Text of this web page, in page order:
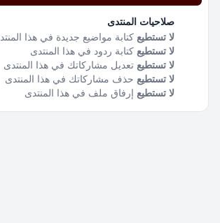
صلاحيات المنتدى
لا تستطيع كتابة مواضيع جديدة في هذا
لا تستطيع كتابة ردود في هذا المنتدى
لا تستطيع تعديل مشاركاتك في هذا المنتدى
لا تستطيع حذف مشاركاتك في هذا المنتدى
لا تستطيع إرفاق ملف في هذا المنتدى